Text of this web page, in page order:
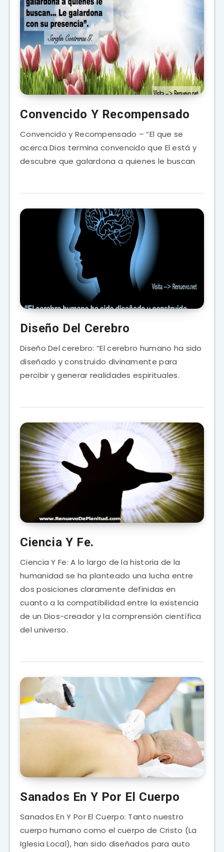
Convencido Y Recompensado
Convencido y Recompensado – “El que se
acerca Dios termina convencido que El está y
descubre que galardona a quienes le buscan
Diseño Del Cerebro
Diseño Del cerebro: “El cerebro humano ha sido
diseñado y construido divinamente para
percibir y generar realidades espirituales.
Ciencia Y Fe.
Ciencia Y Fe: A lo largo de la historia de la
humanidad se ha planteado una lucha entre
dos posiciones claramente definidas en
cuanto a la compatibilidad entre la existencia
de un Dios-creador y la comprensión científica
del universo.
Sanados En Y Por El Cuerpo
Sanados En Y Por El Cuerpo: Tanto nuestro
cuerpo humano como el cuerpo de Cristo (La
Iglesia Local), han sido diseñados para auto